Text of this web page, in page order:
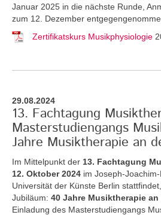
Januar 2025 in die nächste Runde,
zum 12. Dezember
Zertifikatskurs Musikphysiologie
29.08.2024
13. Fachtagung
Masterstudiengangs
Jahre Musiktherapie an
Im Mittelpunkt der 13. Fachtagung
12. Oktober 2024 im Joseph-
Universität der Künste Berlin
Jubiläum: 40 Jahre Musiktherapie an
Einladung des Masterstudiengangs